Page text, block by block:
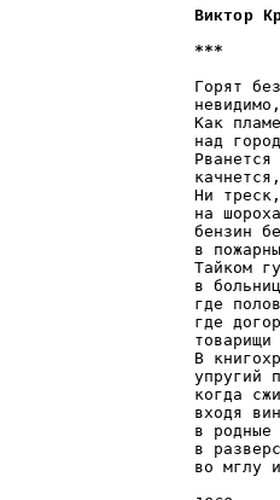
Виктор
***
Горят
Как
над
Ни
на
бензин
в
Тайком
в
где
где
В
упругий
когда
входя
в родные
в
во мглу